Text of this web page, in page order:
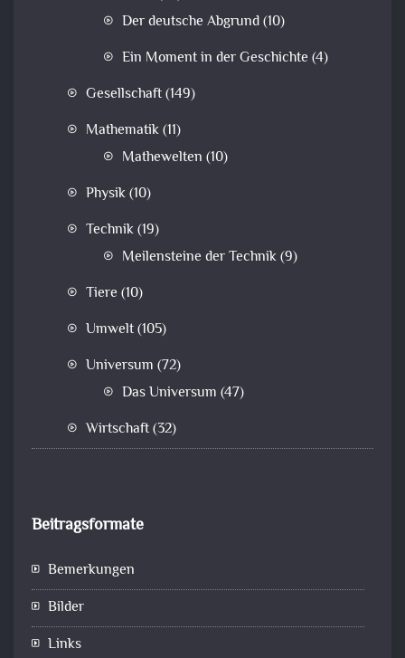
Der deutsche Abgrund(10)
Ein Moment in der Geschichte (4)
Gesellschaft(149)
Mathematik(11)
Mathewelten (10)
Physik(10)
Technik(19)
Meilensteine der Technik(9)
Tiere (10)
Umwelt(105)
Universum (72)
Das Universum (47)
Wirtschaft(32)
Beitragsformate
Bemerkungen
Bilder
Links